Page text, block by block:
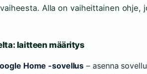
Alla on vaiheittainen
laitteen määritys
Home -sovellus – asenna